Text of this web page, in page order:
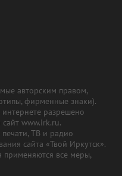
авторским правом,
фирменные знаки).
разрешено
сайт www.irk.ru.
ТВ и радио
сайта «Твой Иркутск».
все меры,